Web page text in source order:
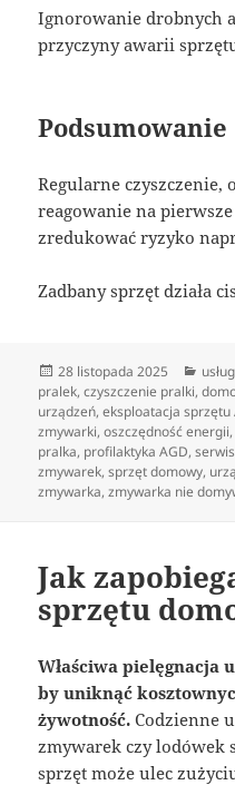
Ignorowanie drobnych
przyczyny awarii
Podsumowanie
Regularne czyszczenie,
reagowanie na
zredukować ryzyko
Zadbany sprzęt działa
Data
publikacji
28 listopada 2025
pralek,czyszczenie pralki,
urządzeń,eksploatacja sprzętu
zmywarki,oszczędność energii,
pralka, profilaktyka AGD,
zmywarek,sprzęt domowy,
zmywarka,zmywarka nie
Jak
sprzętu
Właściwa pielęgnacja
by uniknąć
żywotność. Codzienne
zmywarek czy lodówek
sprzęt może ulec